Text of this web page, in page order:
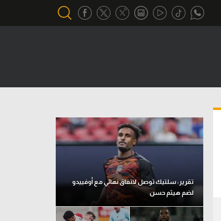
تحقيق في الجول
تقرير في الجول
تحليل في الجول
حكايات في الجول
كويز في الجول
فيديو في الجول
تقرير: سلتيك توصل لاتفاق نهائي مع أوفييدو
لضم هيثم حسن